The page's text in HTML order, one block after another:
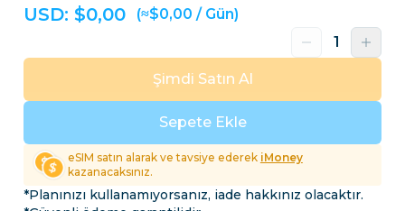
USD: $0,00 (≈$0,00 / Gün)
Sepete Ekle
Şimdi Satın Al
eSIM satın alarak ve tavsiye ederek iMoney
kazanacaksınız.
*Planınızı kullanamıyorsanız, iade hakkınız olacaktır.